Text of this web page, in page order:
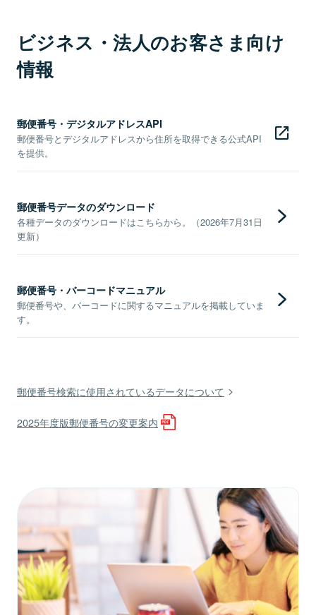
ビジネス・法人のお客さま向け
情報
郵便番号・デジタルアドレスAPI
郵便番号とデジタルアドレスから住所を取得できる公式API
を提供。
郵便番号データのダウンロード
各種データのダウンロードはこちらから。（2026年7月31日
更新）
郵便番号・バーコードマニュアル
郵便番号や、バーコードに関するマニュアルを掲載していま
す。
郵便番号検索に使用されているデータについて
2025年度版郵便番号の変更案内